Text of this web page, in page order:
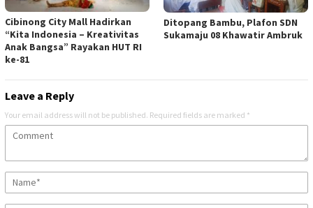
Cibinong City Mall Hadirkan
“Kita Indonesia – Kreativitas
Anak Bangsa” Rayakan HUT RI
ke-81
Ditopang Bambu, Plafon SDN
Sukamaju 08 Khawatir Ambruk
Leave a Reply
Your email address will not be published. Required fields are marked *